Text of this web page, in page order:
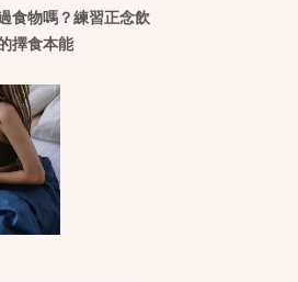
食物嗎？練習正念飲
擇食本能